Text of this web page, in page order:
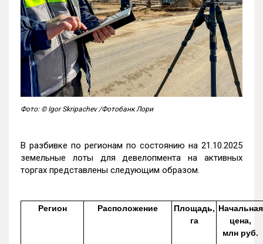
Фото: © Igor Skripachev /Фотобанк Лори
В разбивке по регионам по состоянию на 21.10.2025
земельные лоты для девелопмента на активных
торгах представлены следующим образом.
Регион Расположение
Площадь,
га
Начальная
цена,
млн руб.